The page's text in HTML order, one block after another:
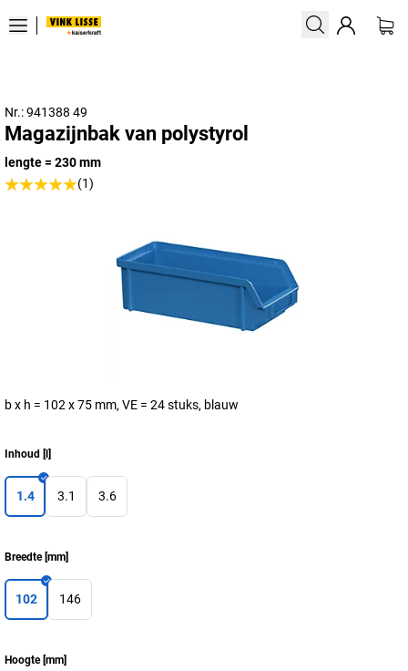
Nr.: 941388 49
Magazijnbak van polystyrol
lengte = 230 mm
(1)
b x h = 102 x 75 mm, VE = 24 stuks, blauw
Inhoud [l]
1.4 3.1 3.6
Breedte[mm]
102 146
Hoogte[mm]